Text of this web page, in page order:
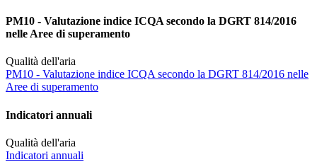
PM10 - Valutazione indice ICQA secondo la DGRT 814/2016
nelle Aree di superamento
Qualità dell'aria
PM10 - Valutazione indice ICQA secondo la DGRT 814/2016 nelle
Aree di superamento
Indicatori annuali
Qualità dell'aria
Indicatori annuali